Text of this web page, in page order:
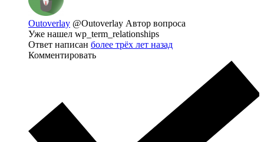
Outoverlay @Outoverlay Автор вопроса
Уже нашел wp_term_relationships
Ответ написан более трёх лет назад
Комментировать